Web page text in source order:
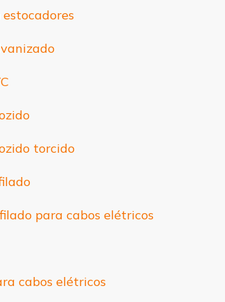
torcido
para cabos elétricos
cabos elétricos